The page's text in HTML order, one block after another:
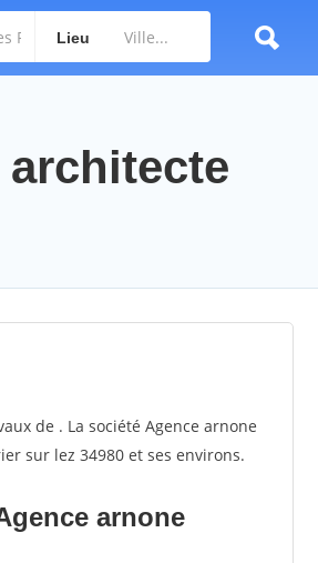
Lieu
de . La société Agence arnone
sur lez 34980 et ses environs.
arnone